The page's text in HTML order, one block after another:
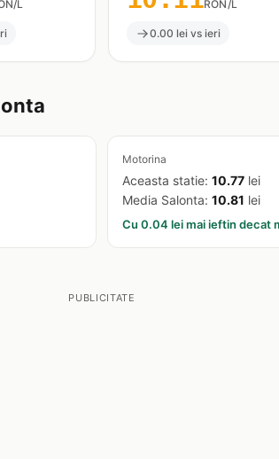
L RON/L
0.00 lei vs ieri
Motorina
Aceasta statie: 10.77 lei
Media Salonta: 10.81 lei
Cu 0.04 lei mai ieftin decat
PUBLICITATE